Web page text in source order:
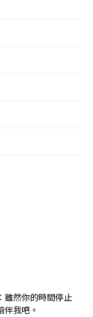
雖然你的時間停止
伴我吧。